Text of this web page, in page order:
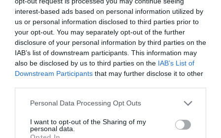
interest-based ads based on personal information utilized by
us or personal information disclosed to third parties prior to
your opt-out. You may separately opt-out of the further
disclosure of your personal information by third parties on the
IAB’s list of downstream participants. This information may
also be disclosed by us to third parties on the IAB’s List of
Downstream Participants that may further disclose it to other
Personal Data Processing Opt Outs
I want to opt-out of the Sharing of my
personal data.
φτωχοί γιατί είμαστε πλούσιοι σε
αγάπη”»
ByΓεωργία Καρκάνη